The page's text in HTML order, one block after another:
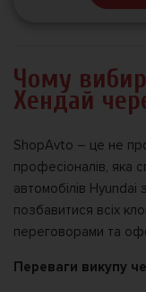
Чому
Хендай
ShopAvto – це не
професіоналів, яка
автомобілів
позбавитися всіх
переговорами та
Переваги викупу